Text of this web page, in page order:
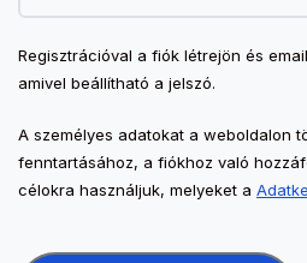
Regisztrációval a fiók létrejön és
amivel beállítható a jelszó.
A személyes adatokat a weboldalon
fenntartásához, a fiókhoz való
célokra használjuk, melyeket a